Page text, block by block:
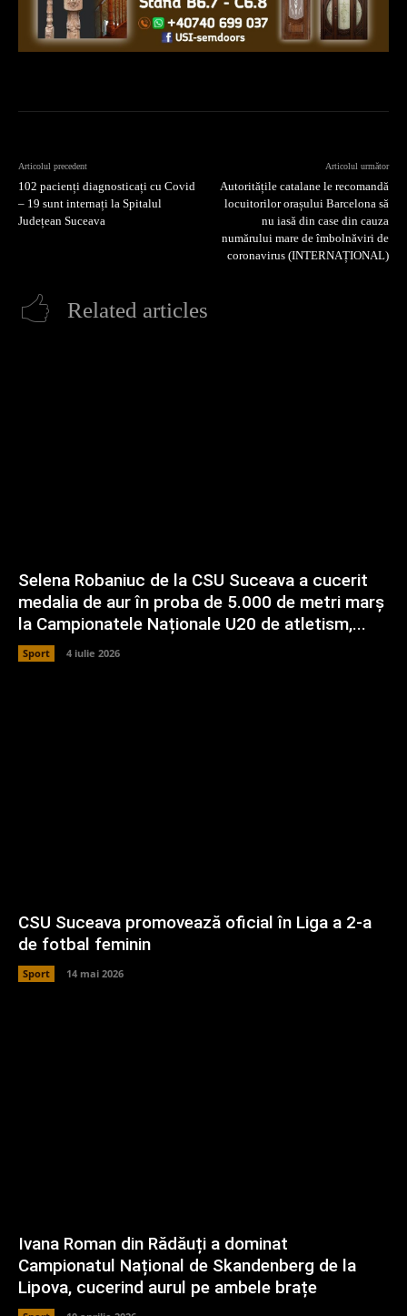
Articolul precedent
102 pacienți diagnosticați cu Covid
– 19 sunt internați la Spitalul
Județean Suceava
Articolul următor
Autoritățile catalane le recomandă
locuitorilor orașului Barcelona să
nu iasă din case din cauza
numărului mare de îmbolnăviri de
coronavirus (INTERNAȚIONAL)
Related articles
Selena Robaniuc de la CSU Suceava a cucerit
medalia de aur în proba de 5.000 de metri marș
la Campionatele Naționale U20 de atletism,...
Sport 4 iulie 2026
CSU Suceava promovează oficial în Liga a 2-a
de fotbal feminin
Sport 14 mai 2026
Ivana Roman din Rădăuți a dominat
Campionatul Național de Skandenberg de la
Lipova, cucerind aurul pe ambele brațe